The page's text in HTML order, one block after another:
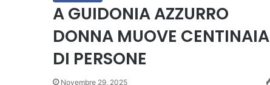
A GUIDONIA AZZURRO
DONNA MUOVE CENTINAIA
DI PERSONE
Novembre 29, 2025